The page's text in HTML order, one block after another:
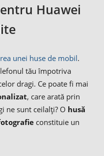
Huawei
unei huse de mobil.
tău împotriva
dragi. Ce poate fi mai
, care arată prin
ne sunt ceilalți? O husă
constituie un